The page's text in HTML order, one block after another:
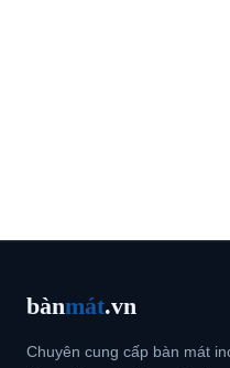
bànmát.vn
Chuyên cung cấp bàn mát